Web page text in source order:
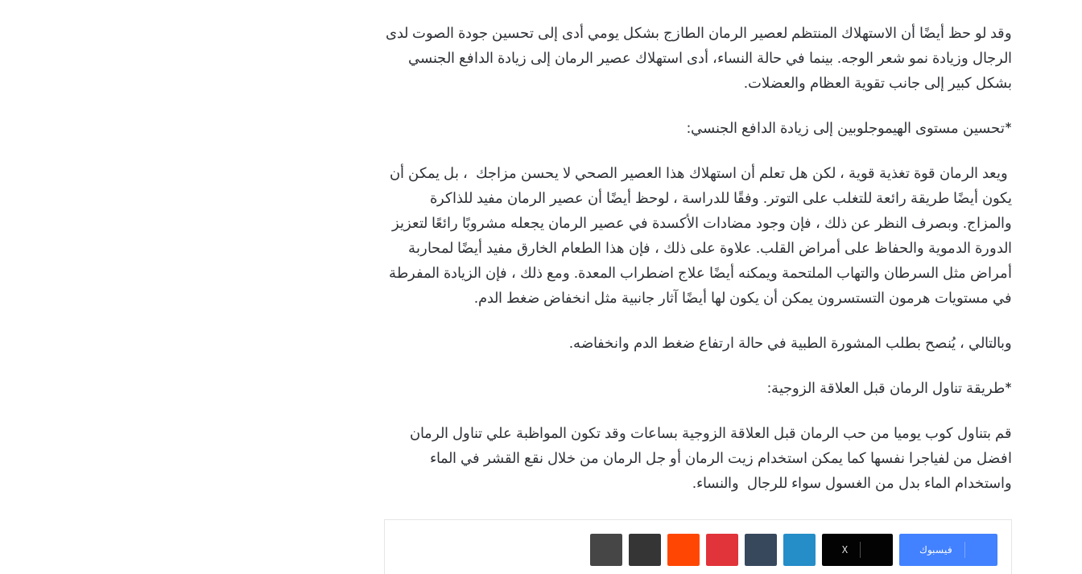
وقد لو حظ أيضًا أن الاستهلاك المنتظم لعصير الرمان الطازج بشكل يومي أدى إلى تحسين جودة الصوت لدى
الرجال وزيادة نمو شعر الوجه. بينما في حالة النساء، أدى استهلاك عصير الرمان إلى زيادة الدافع الجنسي
بشكل كبير إلى جانب تقوية العظام والعضلات.
*تحسين مستوى الهيموجلوبين إلى زيادة الدافع الجنسي:
ويعد الرمان قوة تغذية قوية ، لكن هل تعلم أن استهلاك هذا العصير الصحي لا يحسن مزاجك ، بل يمكن أن
يكون أيضًا طريقة رائعة للتغلب على التوتر. وفقًا للدراسة ، لوحظ أيضًا أن عصير الرمان مفيد للذاكرة
والمزاج. وبصرف النظر عن ذلك ، فإن وجود مضادات الأكسدة في عصير الرمان يجعله مشروبًا رائعًا لتعزيز
الدورة الدموية والحفاظ على أمراض القلب. علاوة على ذلك ، فإن هذا الطعام الخارق مفيد أيضًا لمحاربة
أمراض مثل السرطان والتهاب الملتحمة ويمكنه أيضًا علاج اضطراب المعدة. ومع ذلك ، فإن الزيادة المفرطة
في مستويات هرمون التستسرون يمكن أن يكون لها أيضًا آثار جانبية مثل انخفاض ضغط الدم.
وبالتالي ، يُنصح بطلب المشورة الطبية في حالة ارتفاع ضغط الدم وانخفاضه.
*طريقة تناول الرمان قبل العلاقة الزوجية:
قم بتناول كوب يوميا من حب الرمان قبل العلاقة الزوجية بساعات وقد تكون المواظبة علي تناول الرمان
افضل من لفياجرا نفسها كما يمكن استخدام زيت الرمان أو جل الرمان من خلال نقع القشر في الماء
واستخدام الماء بدل من الغسول سواء للرجال والنساء.
فيسبوك ‫X
لينكدإن بينتيريست